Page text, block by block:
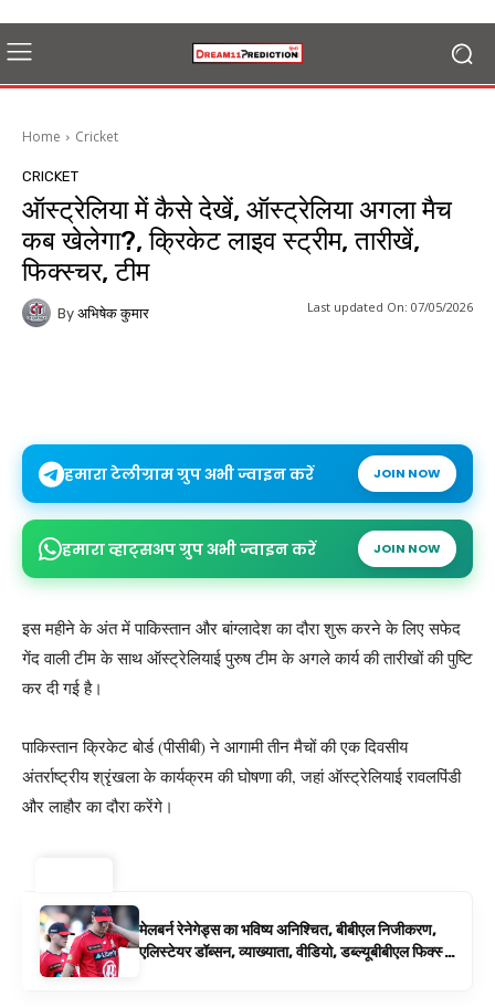
Home Cricket
CRICKET
ऑस्ट्रेलिया में कैसे देखें, ऑस्ट्रेलिया अगला मैच
कब खेलेगा?, क्रिकेट लाइव स्ट्रीम, तारीखें,
फिक्स्चर, टीम
By अभिषेक कुमार Last updated On: 07/05/2026
हमारा टेलीग्राम ग्रुप अभी ज्वाइन करें JOIN NOW
हमारा व्हाट्सअप ग्रुप अभी ज्वाइन करें JOIN NOW
इस महीने के अंत में पाकिस्तान और बांग्लादेश का दौरा शुरू करने के लिए सफेद
गेंद वाली टीम के साथ ऑस्ट्रेलियाई पुरुष टीम के अगले कार्य की तारीखों की पुष्टि
कर दी गई है।
पाकिस्तान क्रिकेट बोर्ड (पीसीबी) ने आगामी तीन मैचों की एक दिवसीय
अंतर्राष्ट्रीय श्रृंखला के कार्यक्रम की घोषणा की, जहां ऑस्ट्रेलियाई रावलपिंडी
और लाहौर का दौरा करेंगे।
मेलबर्न रेनेगेड्स का भविष्य अनिश्चित, बीबीएल निजीकरण,
एलिस्टेयर डॉब्सन, व्याख्याता, वीडियो, डब्ल्यूबीबीएल फिक्स्चर